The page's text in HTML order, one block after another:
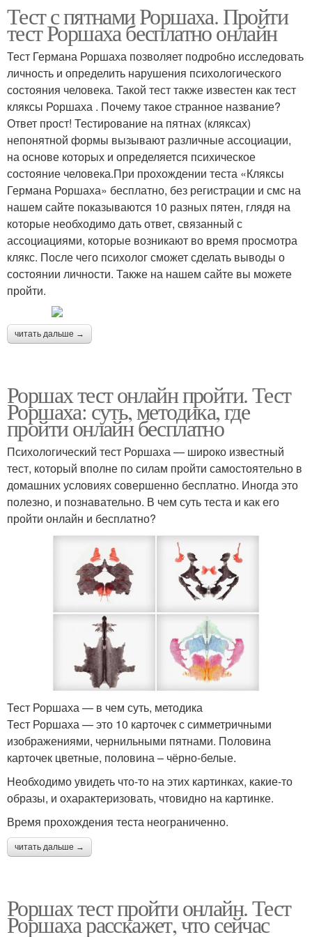
Тест с пятнами Роршаха. Пройти
тест Роршаха бесплатно онлайн
Тест Германа Роршаха позволяет подробно исследовать
личность и определить нарушения психологического
состояния человека. Такой тест также известен как тест
кляксы Роршаха . Почему такое странное название?
Ответ прост! Тестирование на пятнах (кляксах)
непонятной формы вызывают различные ассоциации,
на основе которых и определяется психическое
состояние человека.При прохождении теста «Кляксы
Германа Роршаха» бесплатно, без регистрации и смс на
нашем сайте показываются 10 разных пятен, глядя на
которые необходимо дать ответ, связанный с
ассоциациями, которые возникают во время просмотра
клякс. После чего психолог сможет сделать выводы о
состоянии личности. Также на нашем сайте вы можете
пройти.
читать дальше →
Роршах тест онлайн пройти. Тест
Роршаха: суть, методика, где
пройти онлайн бесплатно
Психологический тест Роршаха — широко известный
тест, который вполне по силам пройти самостоятельно в
домашних условиях совершенно бесплатно. Иногда это
полезно, и познавательно. В чем суть теста и как его
пройти онлайн и бесплатно?
Тест Роршаха — в чем суть, методика
Тест Роршаха — это 10 карточек с симметричными
изображениями, чернильными пятнами. Половина
карточек цветные, половина – чёрно-белые.
Необходимо увидеть что-то на этих картинках, какие-то
образы, и охарактеризовать, чтовидно на картинке.
Время прохождения теста неограниченно.
читать дальше →
Роршах тест пройти онлайн. Тест
Роршаха расскажет, что сейчас